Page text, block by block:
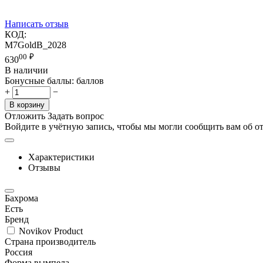
Написать отзыв
КОД:
M7GoldB_2028
63000 ₽
В наличии
Бонусные баллы: баллов
+
−
В корзину
Отложить Задать вопрос
Войдите в учётную запись, чтобы мы могли сообщить вам об
Характеристики
Отзывы
Бахрома
Есть
Бренд
Novikov Product
Страна производитель
Россия